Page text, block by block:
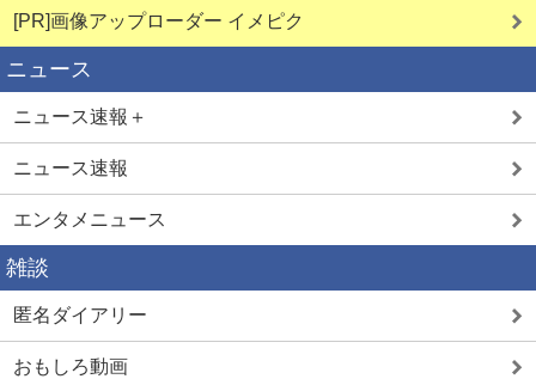
[PR]画像アップローダー イメピク
ニュース
ニュース速報＋
ニュース速報
エンタメニュース
雑談
匿名ダイアリー
おもしろ動画